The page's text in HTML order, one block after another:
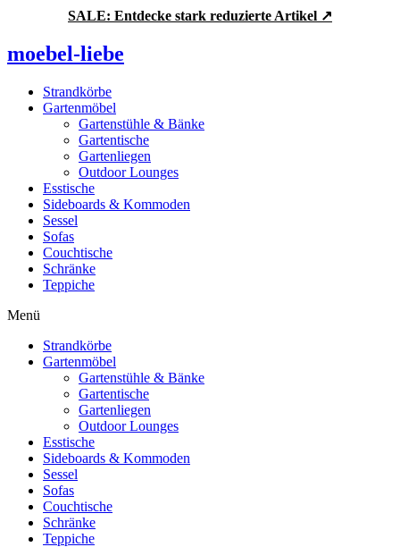
springen
SALE: Entdecke stark reduzierte Artikel ↗
moebel-liebe
Strandkörbe
Gartenmöbel
Gartenstühle & Bänke
Gartentische
Gartenliegen
Outdoor Lounges
Esstische
Sideboards & Kommoden
Sessel
Sofas
Couchtische
Schränke
Teppiche
Menü
Strandkörbe
Gartenmöbel
Gartenstühle & Bänke
Gartentische
Gartenliegen
Outdoor Lounges
Esstische
Sideboards & Kommoden
Sessel
Sofas
Couchtische
Schränke
Teppiche